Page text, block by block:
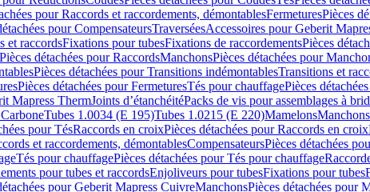
pour Raccords et raccordements, démontablesFermeturesPièces
pour CompensateursTraverséesAccessoires pour Geberit
et raccordsFixations pour tubesFixations de raccordementsPièces
Pièces détachées pour RaccordsManchonsPièces détachées pour
Pièces détachées pour Transitions indémontablesTransitions et
Pièces détachées pour FermeturesTés pour chauffagePièces
Mapress ThermJoints d’étanchéitéPacks de vis pour assemblages à
Tubes 1.0034 (E 195)Tubes 1.0215 (E 220)MamelonsManchons
pour TésRaccords en croixPièces détachées pour Raccords en croix
et raccordements, démontablesCompensateursPièces détachées
Tés pour chauffagePièces détachées pour Tés pour chauffage
pour tubes et raccordsEnjoliveurs pour tubesFixations pour tubes
pour Geberit Mapress CuivreManchonsPièces détachées pour